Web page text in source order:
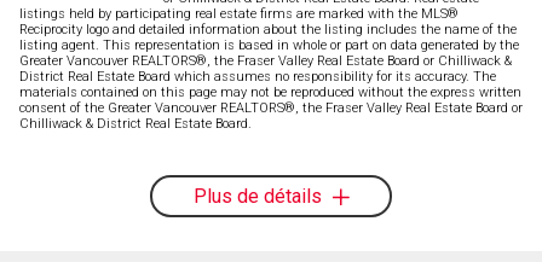
listings held by participating real estate firms are marked with the MLS®
Reciprocity logo and detailed information about the listing includes the name of the
listing agent. This representation is based in whole or part on data generated by the
Greater Vancouver REALTORS®, the Fraser Valley Real Estate Board or Chilliwack &
District Real Estate Board which assumes no responsibility for its accuracy. The
materials contained on this page may not be reproduced without the express written
consent of the Greater Vancouver REALTORS®, the Fraser Valley Real Estate Board or
Chilliwack & District Real Estate Board.
Plus de détails